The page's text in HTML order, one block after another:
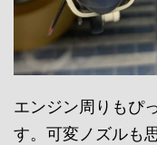
エンジン周りもぴ
す。可変ノズルも